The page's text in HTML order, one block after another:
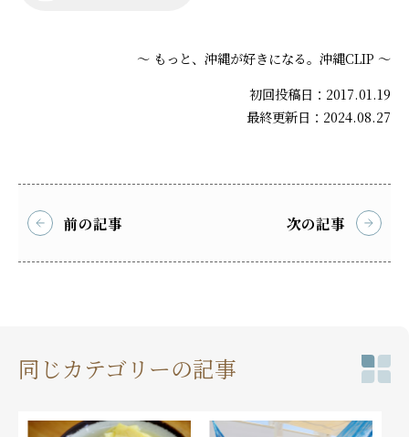
～ もっと、沖縄が好きになる。沖縄CLIP ～
初回投稿日：2017.01.19
最終更新日：2024.08.27
前の記事 次の記事
同じカテゴリーの記事